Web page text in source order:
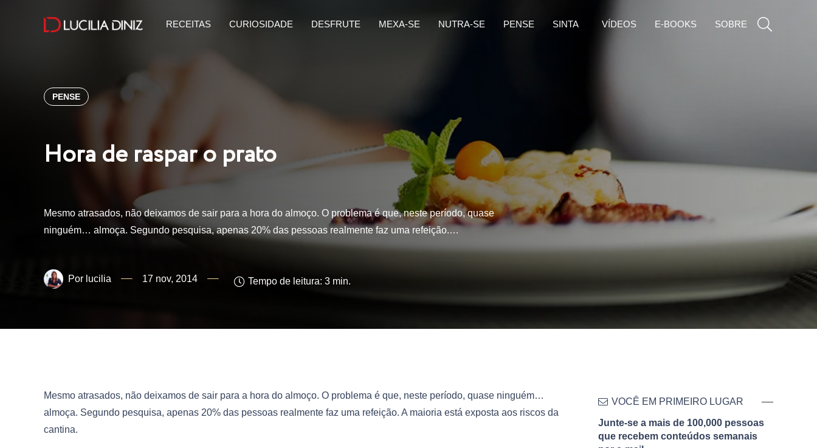
RECEITAS CURIOSIDADE DESFRUTE MEXA-SE NUTRA-SE PENSE SINTA VÍDEOS E-BOOKS SOBRE
PENSE
Hora de raspar o prato
Mesmo atrasados, não deixamos de sair para a hora do almoço. O problema é que, neste período, quase
ninguém… almoça. Segundo pesquisa, apenas 20% das pessoas realmente faz uma refeição.…
lucilia 17 nov, 2014 Tempo de leitura: 3 min.
Mesmo atrasados, não deixamos de sair para a hora do almoço. O problema é que, neste período, quase ninguém…
almoça. Segundo pesquisa, apenas 20% das pessoas realmente faz uma refeição. A maioria está exposta aos riscos da
cantina.
VOCÊ EM PRIMEIRO LUGAR
Junte-se a mais de 100,000 pessoas
que recebem conteúdos semanais